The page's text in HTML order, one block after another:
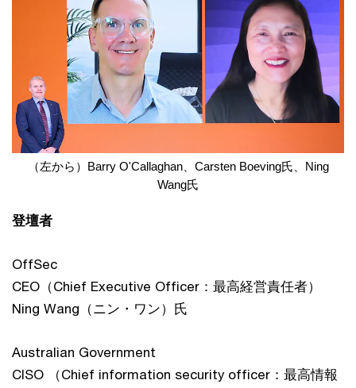
（左から）Barry O'Callaghan、Carsten Boeving氏、Ning
Wang氏
登壇者
OffSec
CEO（Chief Executive Officer：最高経営責任者）
Ning Wang（ニン・ワン）氏
Australian Government
CISO （Chief information security officer：最高情報